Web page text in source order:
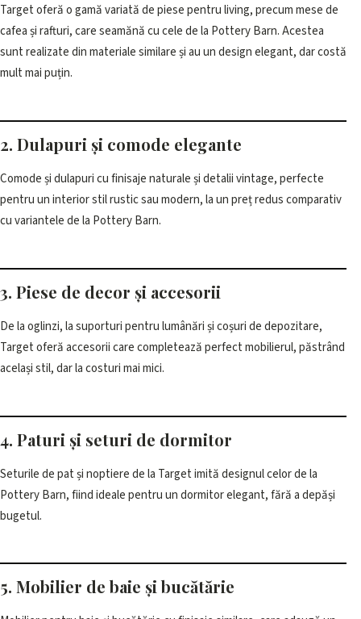
Target oferă o gamă variată de piese pentru living, precum mese de
cafea și rafturi, care seamănă cu cele de la Pottery Barn. Acestea
sunt realizate din materiale similare și au un design elegant, dar costă
mult mai puțin.
2. Dulapuri și comode elegante
Comode și dulapuri cu finisaje naturale și detalii vintage, perfecte
pentru un interior stil rustic sau modern, la un preț redus comparativ
cu variantele de la Pottery Barn.
3. Piese de decor și accesorii
De la oglinzi, la suporturi pentru lumânări și coșuri de depozitare,
Target oferă accesorii care completează perfect mobilierul, păstrând
același stil, dar la costuri mai mici.
4. Paturi și seturi de dormitor
Seturile de pat și noptiere de la Target imită designul celor de la
Pottery Barn, fiind ideale pentru un dormitor elegant, fără a depăși
bugetul.
5. Mobilier de baie și bucătărie